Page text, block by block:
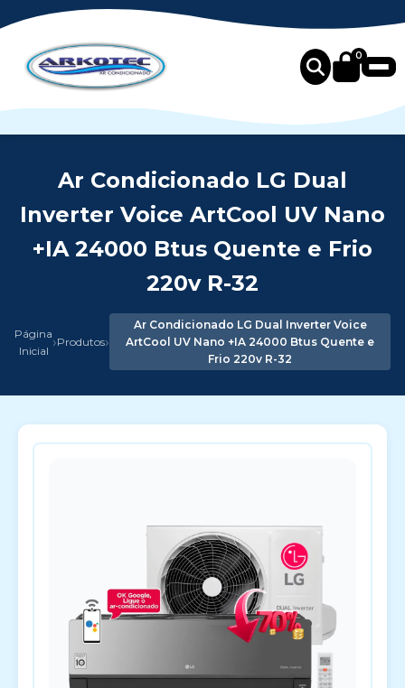
0
Ar Condicionado LG Dual
Inverter Voice ArtCool UV Nano
+IA 24000 Btus Quente e Frio
220v R-32
Página
Inicial ›Produtos›
Ar Condicionado LG Dual Inverter Voice
ArtCool UV Nano +IA 24000 Btus Quente e
Frio 220v R-32